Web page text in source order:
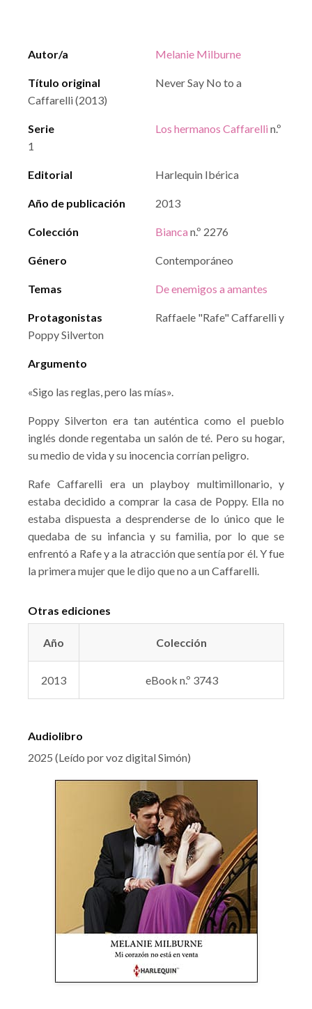
Autor/a Melanie Milburne
Título original
Never Say No to a
Caffarelli (2013)
Serie Los hermanos Caffarelli n.º
1
Editorial Harlequin Ibérica
Año de publicación 2013
Colección Bianca n.º 2276
Género Contemporáneo
Temas De enemigos a amantes
Protagonistas
Raffaele "Rafe" Caffarelli y
Poppy Silverton
Argumento
«Sigo las reglas, pero las mías».
Poppy Silverton era tan auténtica como el pueblo
inglés donde regentaba un salón de té. Pero su hogar,
su medio de vida y su inocencia corrían peligro.
Rafe Caffarelli era un playboy multimillonario, y
estaba decidido a comprar la casa de Poppy. Ella no
estaba dispuesta a desprenderse de lo único que le
quedaba de su infancia y su familia, por lo que se
enfrentó a Rafe y a la atracción que sentía por él. Y fue
la primera mujer que le dijo que no a un Caffarelli.
Otras ediciones
Año Colección
2013 eBook n.º 3743
Audiolibro
2025 (Leído por voz digital Simón)